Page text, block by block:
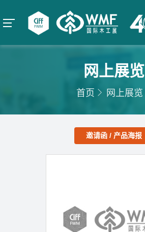
网上展览
首页 网上展览
邀请函 / 产品海报